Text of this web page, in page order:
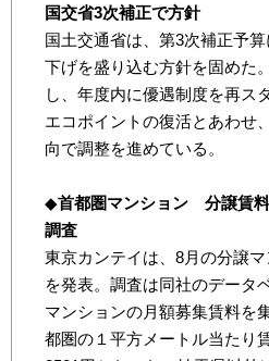
国交省3次補正で方針
国土交通省は、第3次補正予
下げを盛り込む方針を固めた
し、年度内に優遇制度を再ス
エコポイントの復活とあわせ
向で調整を進めている。
◆首都圏マンション 分譲賃
調査
東京カンテイは、8月の分譲
を発表。調査は同社のデータ
マンションの月額募集賃料を
都圏の１平方メートル当たり